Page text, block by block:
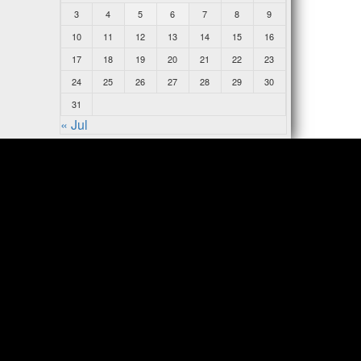
3
4 5 6 7 8
9
10
11 12 13 14 15
16
17
18 19 20 21 22
23
24
25 26 27 28 29
30
31
« Jul